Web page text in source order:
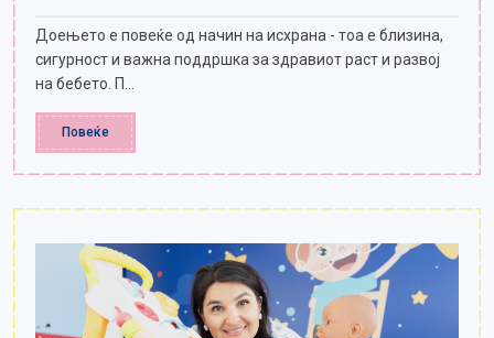
Доењето е повеќе од начин на исхрана - тоа е близина,
сигурност и важна поддршка за здравиот раст и развој
на бебето. П...
Повеќе